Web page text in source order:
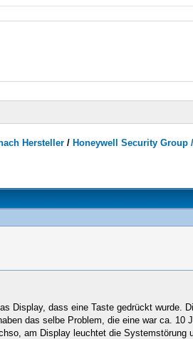
Hersteller/ Honeywell Security Group
Display, dass eine Taste gedrückt wurde.
das selbe Problem, die eine war ca. 10
am Display leuchtet die Systemstörung